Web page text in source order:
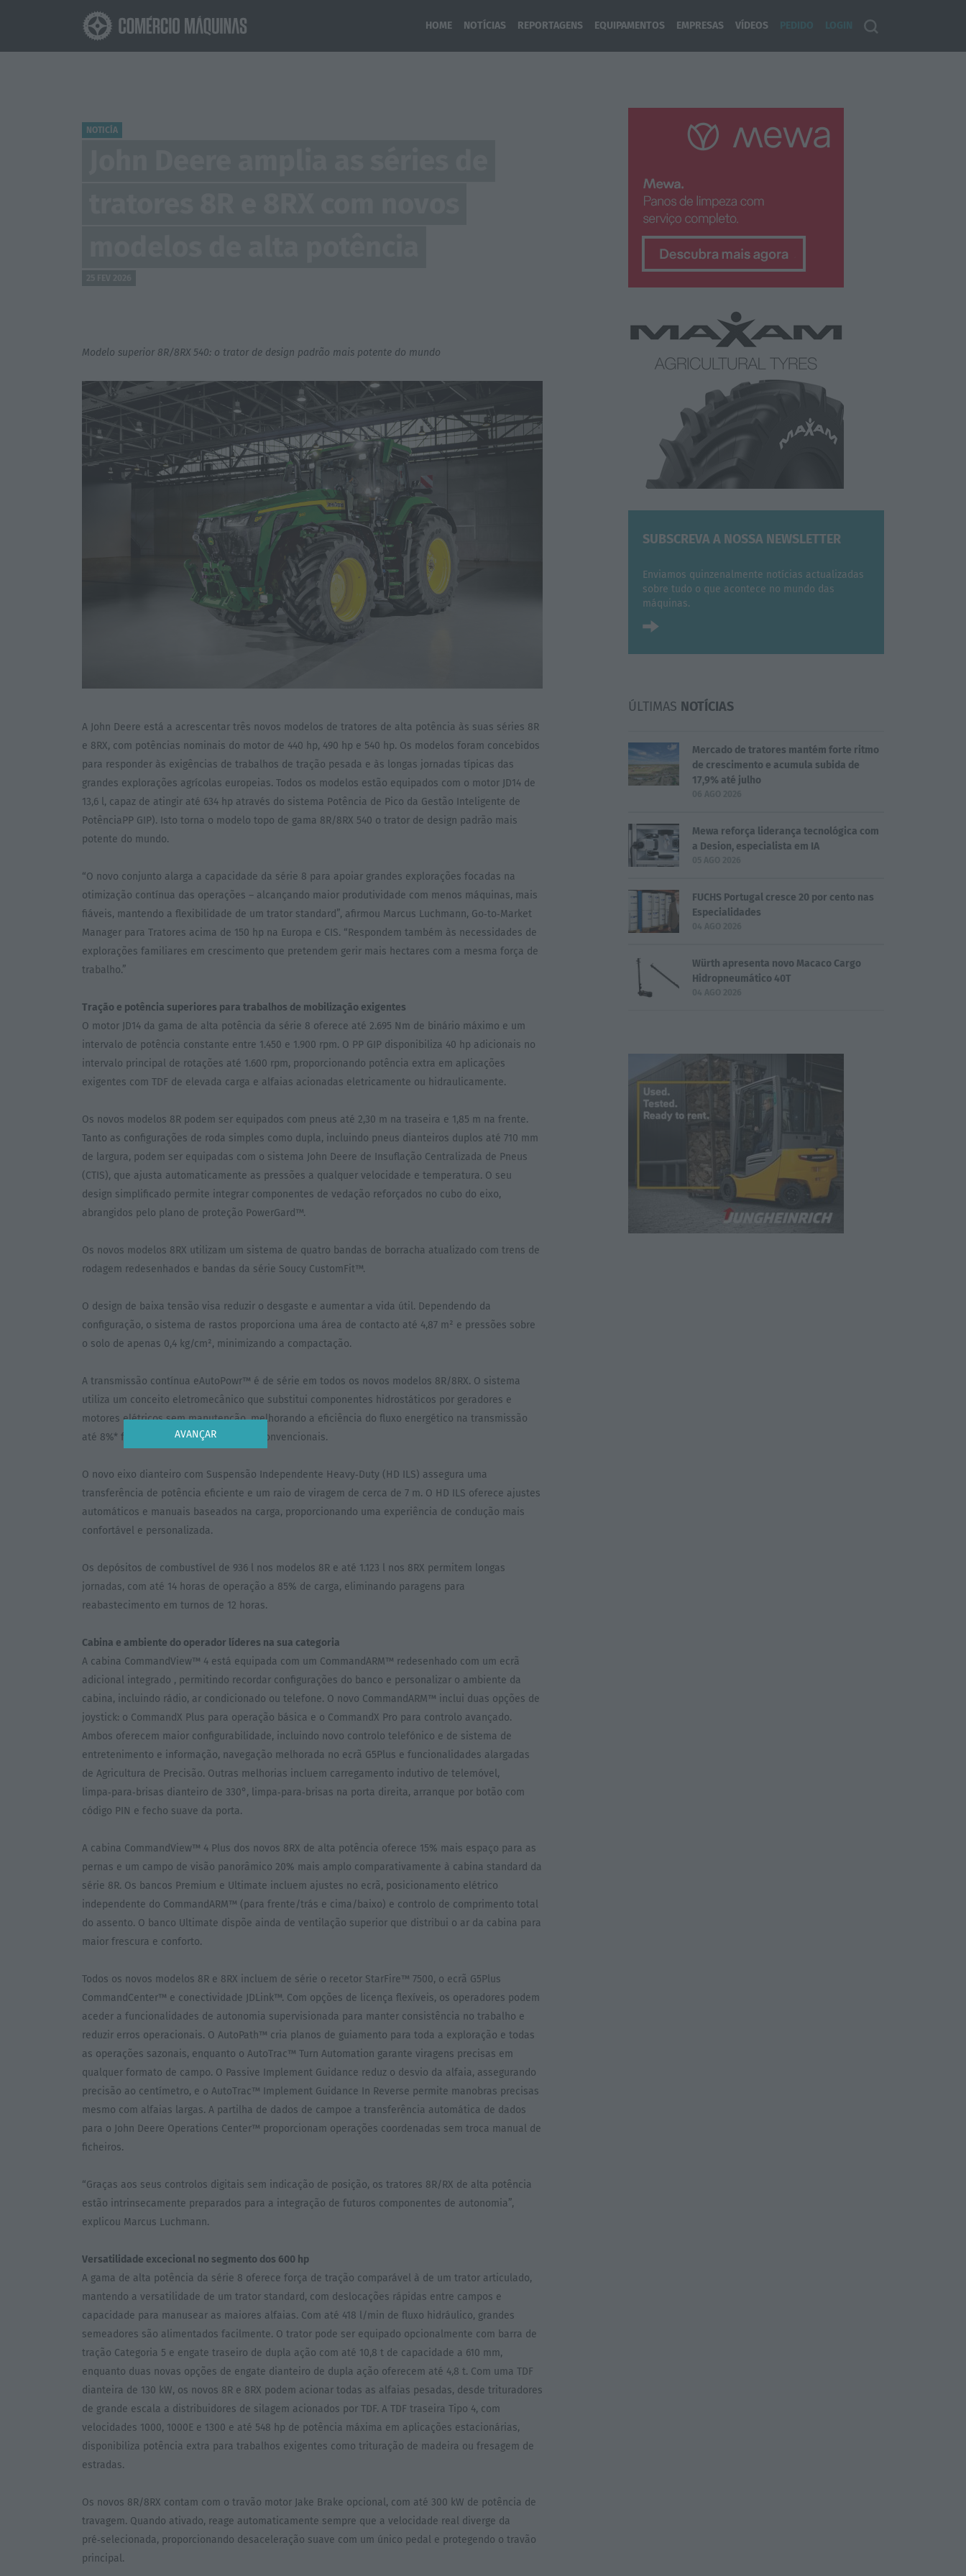
AVANÇAR
HOME NOTÍCIAS REPORTAGENS EQUIPAMENTOS EMPRESAS VÍDEOS
NOTICÍA
Modelo superior 8R/8RX 540: o trator de design padrão mais potente do mundo
A John Deere está a acrescentar três novos modelos de tratores de alta potência às suas séries 8R
e 8RX, com potências nominais do motor de 440 hp, 490 hp e 540 hp. Os modelos foram concebidos
para responder às exigências de trabalhos de tração pesada e às longas jornadas típicas das
grandes explorações agrícolas europeias. Todos os modelos estão equipados com o motor JD14 de
13,6 l, capaz de atingir até 634 hp através do sistema Potência de Pico da Gestão Inteligente de
PotênciaPP GIP). Isto torna o modelo topo de gama 8R/8RX 540 o trator de design padrão mais
potente do mundo.
“O novo conjunto alarga a capacidade da série 8 para apoiar grandes explorações focadas na
otimização contínua das operações – alcançando maior produtividade com menos máquinas, mais
fiáveis, mantendo a flexibilidade de um trator standard”, afirmou Marcus Luchmann, Go‑to‑Market
Manager para Tratores acima de 150 hp na Europa e CIS. “Respondem também às necessidades de
explorações familiares em crescimento que pretendem gerir mais hectares com a mesma força de
trabalho.”
Tração e potência superiores para trabalhos de mobilização exigentes
O motor JD14 da gama de alta potência da série 8 oferece até 2.695 Nm de binário máximo e um
intervalo de potência constante entre 1.450 e 1.900 rpm. O PP GIP disponibiliza 40 hp adicionais no
intervalo principal de rotações até 1.600 rpm, proporcionando potência extra em aplicações
exigentes com TDF de elevada carga e alfaias acionadas eletricamente ou hidraulicamente.
Os novos modelos 8R podem ser equipados com pneus até 2,30 m na traseira e 1,85 m na frente.
Tanto as configurações de roda simples como dupla, incluindo pneus dianteiros duplos até 710 mm
de largura, podem ser equipadas com o sistema John Deere de Insuflação Centralizada de Pneus
(CTIS), que ajusta automaticamente as pressões a qualquer velocidade e temperatura. O seu
design simplificado permite integrar componentes de vedação reforçados no cubo do eixo,
abrangidos pelo plano de proteção PowerGard™.
Os novos modelos 8RX utilizam um sistema de quatro bandas de borracha atualizado com trens de
rodagem redesenhados e bandas da série Soucy CustomFit™.
O design de baixa tensão visa reduzir o desgaste e aumentar a vida útil. Dependendo da
configuração, o sistema de rastos proporciona uma área de contacto até 4,87 m² e pressões sobre
o solo de apenas 0,4 kg/cm², minimizando a compactação.
A transmissão contínua eAutoPowr™ é de série em todos os novos modelos 8R/8RX. O sistema
utiliza um conceito eletromecânico que substitui componentes hidrostáticos por geradores e
motores elétricos sem manutenção, melhorando a eficiência do fluxo energético na transmissão
até 8%* face a soluções hidrostáticas convencionais.
O novo eixo dianteiro com Suspensão Independente Heavy‑Duty (HD ILS) assegura uma
transferência de potência eficiente e um raio de viragem de cerca de 7 m. O HD ILS oferece ajustes
automáticos e manuais baseados na carga, proporcionando uma experiência de condução mais
confortável e personalizada.
Os depósitos de combustível de 936 l nos modelos 8R e até 1.123 l nos 8RX permitem longas
jornadas, com até 14 horas de operação a 85% de carga, eliminando paragens para
reabastecimento em turnos de 12 horas.
Cabina e ambiente do operador líderes na sua categoria
A cabina CommandView™ 4 está equipada com um CommandARM™ redesenhado com um ecrã
adicional integrado , permitindo recordar configurações do banco e personalizar o ambiente da
cabina, incluindo rádio, ar condicionado ou telefone. O novo CommandARM™ inclui duas opções de
joystick: o CommandX Plus para operação básica e o CommandX Pro para controlo avançado.
Ambos oferecem maior configurabilidade, incluindo novo controlo telefónico e de sistema de
entretenimento e informação, navegação melhorada no ecrã G5Plus e funcionalidades alargadas
de Agricultura de Precisão. Outras melhorias incluem carregamento indutivo de telemóvel,
limpa‑para‑brisas dianteiro de 330°, limpa‑para‑brisas na porta direita, arranque por botão com
código PIN e fecho suave da porta.
A cabina CommandView™ 4 Plus dos novos 8RX de alta potência oferece 15% mais espaço para as
pernas e um campo de visão panorâmico 20% mais amplo comparativamente à cabina standard da
série 8R. Os bancos Premium e Ultimate incluem ajustes no ecrã, posicionamento elétrico
independente do CommandARM™ (para frente/trás e cima/baixo) e controlo de comprimento total
do assento. O banco Ultimate dispõe ainda de ventilação superior que distribui o ar da cabina para
maior frescura e conforto.
Todos os novos modelos 8R e 8RX incluem de série o recetor StarFire™ 7500, o ecrã G5Plus
CommandCenter™ e conectividade JDLink™. Com opções de licença flexíveis, os operadores podem
aceder a funcionalidades de autonomia supervisionada para manter consistência no trabalho e
reduzir erros operacionais. O AutoPath™ cria planos de guiamento para toda a exploração e todas
as operações sazonais, enquanto o AutoTrac™ Turn Automation garante viragens precisas em
qualquer formato de campo. O Passive Implement Guidance reduz o desvio da alfaia, assegurando
precisão ao centímetro, e o AutoTrac™ Implement Guidance In Reverse permite manobras precisas
mesmo com alfaias largas. A partilha de dados de campoe a transferência automática de dados
para o John Deere Operations Center™ proporcionam operações coordenadas sem troca manual de
ficheiros.
“Graças aos seus controlos digitais sem indicação de posição, os tratores 8R/RX de alta potência
estão intrinsecamente preparados para a integração de futuros componentes de autonomia”,
explicou Marcus Luchmann.
Versatilidade excecional no segmento dos 600 hp
A gama de alta potência da série 8 oferece força de tração comparável à de um trator articulado,
mantendo a versatilidade de um trator standard, com deslocações rápidas entre campos e
capacidade para manusear as maiores alfaias. Com até 418 l/min de fluxo hidráulico, grandes
semeadores são alimentados facilmente. O trator pode ser equipado opcionalmente com barra de
tração Categoria 5 e engate traseiro de dupla ação com até 10,8 t de capacidade a 610 mm,
enquanto duas novas opções de engate dianteiro de dupla ação oferecem até 4,8 t. Com uma TDF
dianteira de 130 kW, os novos 8R e 8RX podem acionar todas as alfaias pesadas, desde trituradores
de grande escala a distribuidores de silagem acionados por TDF. A TDF traseira Tipo 4, com
velocidades 1000, 1000E e 1300 e até 548 hp de potência máxima em aplicações estacionárias,
disponibiliza potência extra para trabalhos exigentes como trituração de madeira ou fresagem de
estradas.
Os novos 8R/8RX contam com o travão motor Jake Brake opcional, com até 300 kW de potência de
travagem. Quando ativado, reage automaticamente sempre que a velocidade real diverge da
pré‑selecionada, proporcionando desaceleração suave com um único pedal e protegendo o travão
principal.
SUBSCREVA A NOSSA NEWSLETTER
Enviamos quinzenalmente notícias actualizadas
sobre tudo o que acontece no mundo das
máquinas.
ÚLTIMAS NOTÍCIAS
Mercado de tratores mantém forte ritmo
de crescimento e acumula subida de
17,9% até julho
Mewa reforça liderança tecnológica com
a Desion, especialista em IA
FUCHS Portugal cresce 20 por cento nas
Especialidades
Würth apresenta novo Macaco Cargo
Hidropneumático 40T